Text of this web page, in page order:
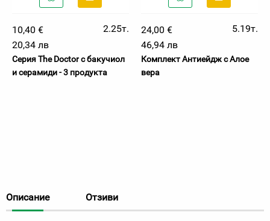
10,40 €
2.25т.
20,34 лв
Серия The Doctor с бакучиол
и серамиди - 3 продукта
24,00 €
5.19т.
46,94 лв
Комплект Антиейдж с Алое
вера
Описание Отзиви